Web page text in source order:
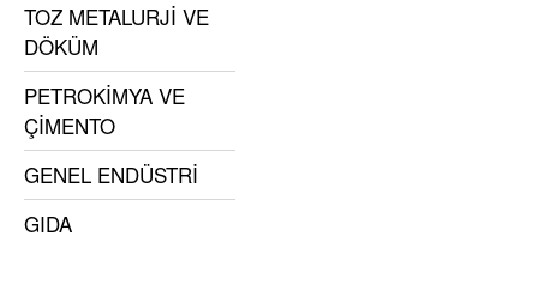
TOZ METALURJİ VE
DÖKÜM
PETROKİMYA VE
ÇİMENTO
GENEL ENDÜSTRİ
GIDA